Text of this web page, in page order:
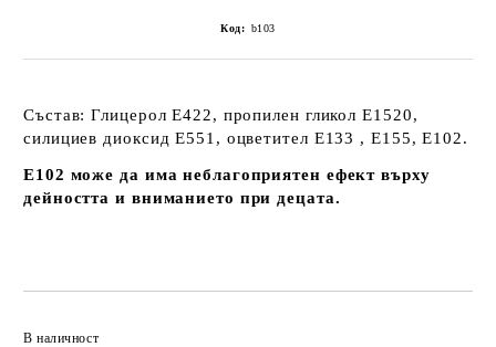
Код: b103
Състав: Глицерол Е422, пропилен гликол Е1520,
силициев диоксид Е551, оцветител E133 , Е155, Е102.
E102 може да има неблагоприятен ефект върху
дейността и вниманието при децата.
В наличност